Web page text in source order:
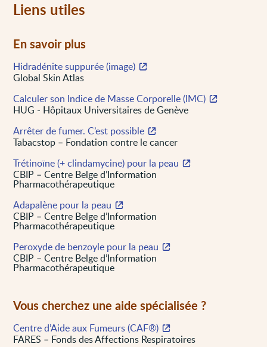
Liens utiles
En savoir plus
Hidradénite suppurée (image)
Global Skin Atlas
Calculer son Indice de Masse Corporelle (IMC)
HUG - Hôpitaux Universitaires de Genève
Arrêter de fumer. C’est possible
Tabacstop – Fondation contre le cancer
Trétinoïne (+ clindamycine) pour la peau
CBIP – Centre Belge d’Information
Pharmacothérapeutique
Adapalène pour la peau
CBIP – Centre Belge d’Information
Pharmacothérapeutique
Peroxyde de benzoyle pour la peau
CBIP – Centre Belge d’Information
Pharmacothérapeutique
Vous cherchez une aide spécialisée ?
Centre d’Aide aux Fumeurs (CAF®)
FARES – Fonds des Affections Respiratoires